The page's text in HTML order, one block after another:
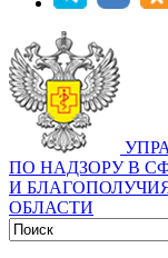
ПО НАДЗОРУ В
И
ОБЛАСТИ